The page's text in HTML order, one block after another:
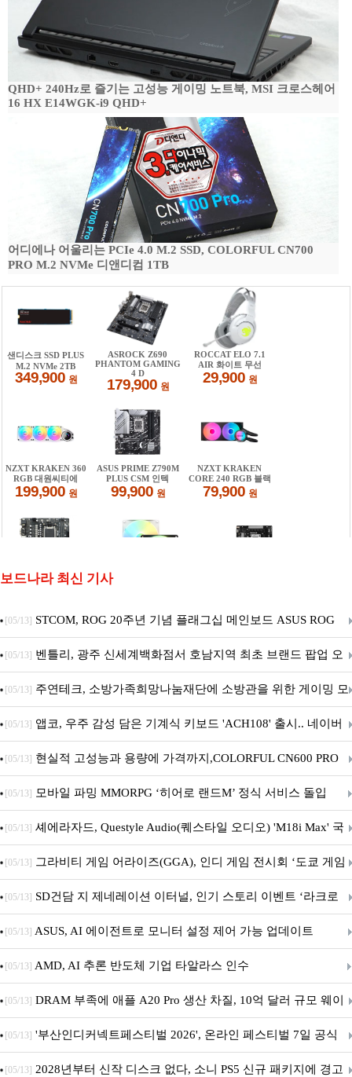
QHD+ 240Hz로 즐기는 고성능 게이밍 노트북, MSI 크로스헤어
16 HX E14WGK-i9 QHD+
어디에나 어울리는 PCIe 4.0 M.2 SSD, COLORFUL CN700
PRO M.2 NVMe 디앤디컴 1TB
보드나라 최신 기사
[05/13] STCOM, ROG 20주년 기념 플래그십 메인보드 ASUS ROG
Crosshair X870E EDITION 20 국내 출시 예정
[05/13] 벤틀리, 광주 신세계백화점서 호남지역 최초 브랜드 팝업 오
픈
[05/13] 주연테크, 소방가족희망나눔재단에 소방관을 위한 게이밍 모
니터·스마트 펫 침대 기부
[05/13] 앱코, 우주 감성 담은 기계식 키보드 'ACH108' 출시.. 네이버
브랜드데이 기획전 진행
[05/13] 현실적 고성능과 용량에 가격까지,COLORFUL CN600 PRO
M.2 NVMe 디앤디컴 1TB
[05/13] 모바일 파밍 MMORPG ‘히어로 랜드M’ 정식 서비스 돌입
[05/13] 셰에라자드, Questyle Audio(퀘스타일 오디오) 'M18i Max' 국
내 정식 출시
[05/13] 그라비티 게임 어라이즈(GGA), 인디 게임 전시회 ‘도쿄 게임
던전 13’ 참가!
[05/13] SD건담 지 제네레이션 이터널, 인기 스토리 이벤트 ‘라크로
아의 용사’ 재개최 및 풍성한 기념 이벤트 실시!
[05/13] ASUS, AI 에이전트로 모니터 설정 제어 가능 업데이트
[05/13] AMD, AI 추론 반도체 기업 타알라스 인수
[05/13] DRAM 부족에 애플 A20 Pro 생산 차질, 10억 달러 규모 웨이
퍼 대기
[05/13] '부산인디커넥트페스티벌 2026', 온라인 페스티벌 7일 공식
개막... 22일간 진행
[05/13] 2028년부터 신작 디스크 없다, 소니 PS5 신규 패키지에 경고